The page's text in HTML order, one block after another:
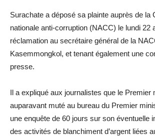
Surachate a déposé sa plainte auprès de la
nationale anti-corruption (NACC) le lundi 22
réclamation au secrétaire général de la
Kasemmongkol, et tenant également une
presse.
Il a expliqué aux journalistes que le Premier
auparavant muté au bureau du Premier
une enquête de 60 jours sur son éventuelle
des activités de blanchiment d’argent liées